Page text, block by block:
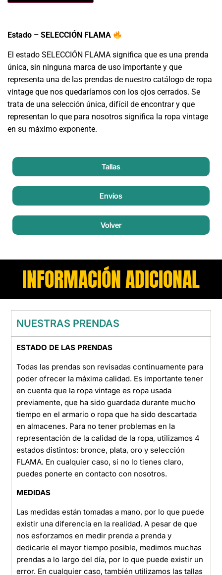
Estado – SELECCIÓN FLAMA
El estado SELECCIÓN FLAMA significa que es una prenda
única, sin ninguna marca de uso importante y que
representa una de las prendas de nuestro catálogo de ropa
vintage que nos quedaríamos con los ojos cerrados. Se
trata de una selección única, difícil de encontrar y que
representan lo que para nosotros significa la ropa vintage
en su máximo exponente.
Tallas
Envíos
Volver
INFORMACIÓN ADICIONAL
NUESTRAS PRENDAS
ESTADO DE LAS PRENDAS
Todas las prendas son revisadas continuamente para
poder ofrecer la máxima calidad. Es importante tener
en cuenta que la ropa vintage es ropa usada
previamente, que ha sido guardada durante mucho
tiempo en el armario o ropa que ha sido descartada
en almacenes. Para no tener problemas en la
representación de la calidad de la ropa, utilizamos 4
estados distintos: bronce, plata, oro y selección
FLAMA. En cualquier caso, si no lo tienes claro,
puedes ponerte en contacto con nosotros.
MEDIDAS
Las medidas están tomadas a mano, por lo que puede
existir una diferencia en la realidad. A pesar de que
nos esforzamos en medir prenda a prenda y
dedicarle el mayor tiempo posible, medimos muchas
prendas a lo largo del día, por lo que puede existir un
error. En cualquier caso, también utilizamos las tallas